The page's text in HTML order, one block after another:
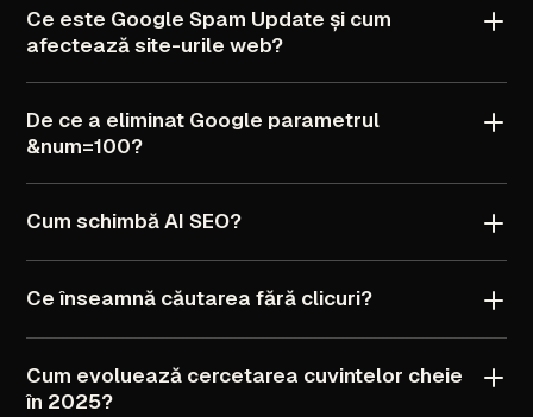
Ce este Google Spam Update și cum
afecteazăsite-urile web?
De ce a eliminat Google parametrul
&num=100?
Cum schimbăAI SEO?
Ce înseamnă căutarea fără clicuri?
Cum evoluează cercetarea cuvintelor cheie
în 2025?